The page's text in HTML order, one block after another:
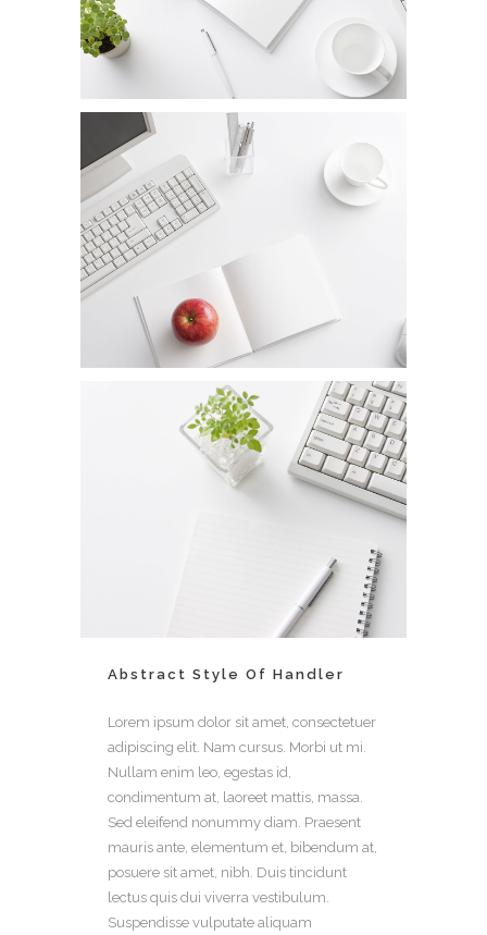
Abstract Style Of Handler
Lorem ipsum dolor sit amet, consectetuer
adipiscing elit. Nam cursus. Morbi ut mi.
Nullam enim leo, egestas id,
condimentum at, laoreet mattis, massa.
Sed eleifend nonummy diam. Praesent
mauris ante, elementum et, bibendum at,
posuere sit amet, nibh. Duis tincidunt
lectus quis dui viverra vestibulum.
Suspendisse vulputate aliquam